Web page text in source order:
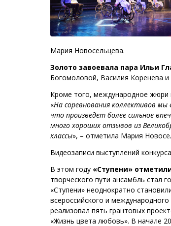
Мария Новосельцева.
Золото завоевала пара Ильи
Богомоловой, Василия Коренева
Кроме того, международное жюри
«На соревнования коллективов мы
что произведет более сильное
много хороших отзывов из
классы», – отметила Мария
Видеозаписи выступлений
В этом году «Ступени»
творческого пути ансамбль стал
«Ступени» неоднократно
всероссийского и
реализовал пять грантовых
«Жизнь цвета любовь». В начале